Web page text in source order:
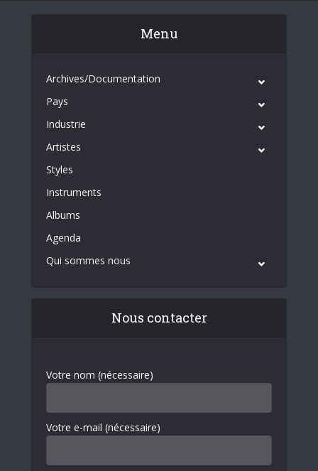
Menu
Archives/Documentation
Pays
Industrie
Artistes
Styles
Instruments
Albums
Agenda
Qui sommes nous
Nous contacter
Votre nom (nécessaire)
Votre e-mail (nécessaire)